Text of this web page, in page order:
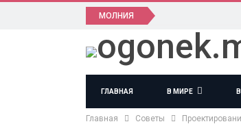
МОЛНИЯ
ГЛАВНАЯ В МИРЕ
Главная Советы